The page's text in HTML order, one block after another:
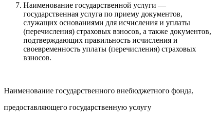
Наименование государственной услуги —
государственная услуга по приему документов,
служащих основаниями для исчисления и уплаты
(перечисления) страховых взносов, а также документов,
подтверждающих правильность исчисления и
своевременность уплаты (перечисления) страховых
взносов.
Наименование государственного внебюджетного фонда,
предоставляющего государственную услугу